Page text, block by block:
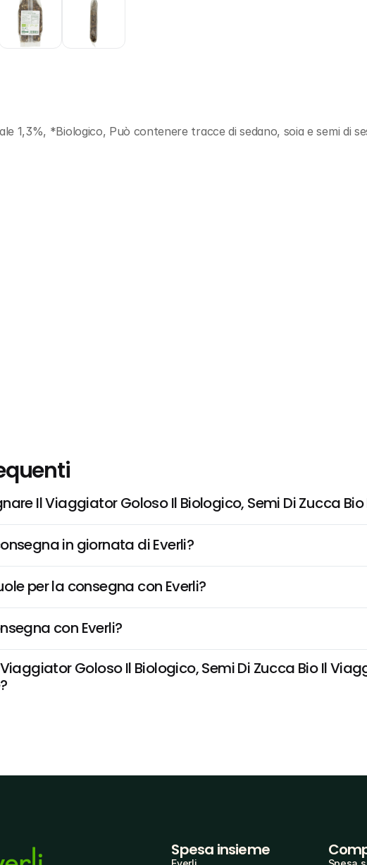
1,3%, *Biologico, Può contenere tracce di sedano, soia e semi di
Il Viaggiator Goloso Il Biologico, Semi Di Zucca
in giornata di Everli?
per la consegna con Everli?
con Everli?
Goloso Il Biologico, Semi Di Zucca Bio Il
Spesa insieme